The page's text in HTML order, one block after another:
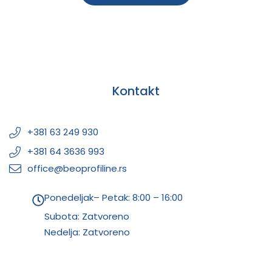
Kontakt
+381 63 249 930
+381 64 3636 993
office@beoprofiline.rs
Ponedeljak– Petak: 8:00 – 16:00
Subota: Zatvoreno
Nedelja: Zatvoreno